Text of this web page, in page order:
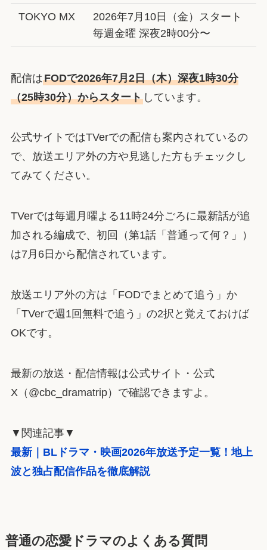
TOKYO MX
2026年7月10日（金）スタート
毎週金曜 深夜2時00分〜
配信はFODで2026年7月2日（木）深夜1時30分
（25時30分）からスタートしています。
公式サイトではTVerでの配信も案内されているの
で、放送エリア外の方や見逃した方もチェックし
てみてください。
TVerでは毎週月曜よる11時24分ごろに最新話が追
加される編成で、初回（第1話「普通って何？」）
は7月6日から配信されています。
放送エリア外の方は「FODでまとめて追う」か
「TVerで週1回無料で追う」の2択と覚えておけば
OKです。
最新の放送・配信情報は公式サイト・公式
X（@cbc_dramatrip）で確認できますよ。
▼関連記事▼
最新｜BLドラマ・映画2026年放送予定一覧！地上
波と独占配信作品を徹底解説
普通の恋愛ドラマのよくある質問